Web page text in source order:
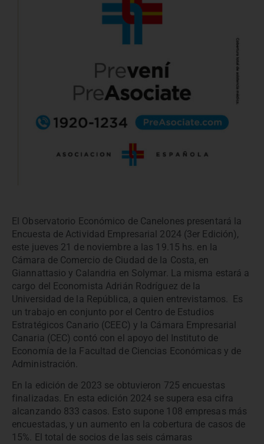
El Observatorio Económico de Canelones presentará la
Encuesta de Actividad Empresarial 2024 (3er Edición),
este jueves 21 de noviembre a las 19.15 hs. en la
Cámara de Comercio de Ciudad de la Costa, en
Giannattasio y Calandria en Solymar. La misma estará a
cargo del Economista Adrián Rodríguez de la
Universidad de la República, a quien entrevistamos. Es
un trabajo en conjunto por el Centro de Estudios
Estratégicos Canario (CEEC) y la Cámara Empresarial
Canaria (CEC) contó con el apoyo del Instituto de
Economía de la Facultad de Ciencias Económicas y de
Administración.
En la edición de 2023 se obtuvieron 725 encuestas
finalizadas. En esta edición 2024 se supera esa cifra
alcanzando 833 casos. Esto supone 108 empresas más
encuestadas, y un aumento en la cobertura de casos de
15%. El total de socios de las seis cámaras